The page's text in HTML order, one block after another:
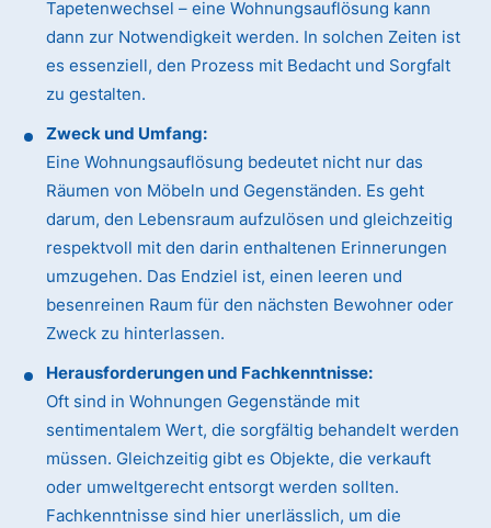
Tapetenwechsel – eine Wohnungsauflösung kann
dann zur Notwendigkeit werden. In solchen Zeiten ist
es essenziell, den Prozess mit Bedacht und Sorgfalt
zu gestalten.
Zweck und Umfang:
Eine Wohnungsauflösung bedeutet nicht nur das
Räumen von Möbeln und Gegenständen. Es geht
darum, den Lebensraum aufzulösen und gleichzeitig
respektvoll mit den darin enthaltenen Erinnerungen
umzugehen. Das Endziel ist, einen leeren und
besenreinen Raum für den nächsten Bewohner oder
Zweck zu hinterlassen.
Herausforderungen und Fachkenntnisse:
Oft sind in Wohnungen Gegenstände mit
sentimentalem Wert, die sorgfältig behandelt werden
müssen. Gleichzeitig gibt es Objekte, die verkauft
oder umweltgerecht entsorgt werden sollten.
Fachkenntnisse sind hier unerlässlich, um die